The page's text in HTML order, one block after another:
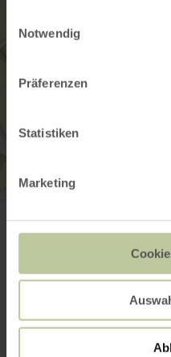
Notwendig
Präferenzen
Statistiken
Marketing
Weiherstraße 7
54576 Dohm-
Plan your arrival